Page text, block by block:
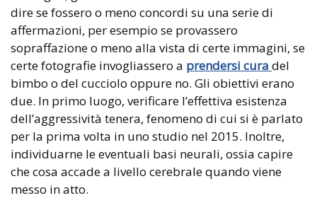
dire se fossero o meno concordi su una serie di
affermazioni, per esempio se provassero
sopraffazione o meno alla vista di certe immagini, se
certe fotografie invogliassero a prendersi cura del
bimbo o del cucciolo oppure no. Gli obiettivi erano
due. In primo luogo, verificare l’effettiva esistenza
dell’aggressività tenera, fenomeno di cui si è parlato
per la prima volta in uno studio nel 2015. Inoltre,
individuarne le eventuali basi neurali, ossia capire
che cosa accade a livello cerebrale quando viene
messo in atto.